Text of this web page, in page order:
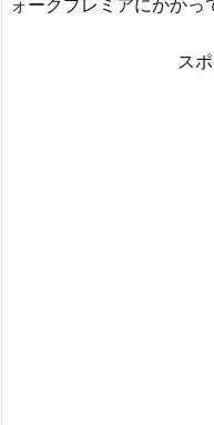
ス